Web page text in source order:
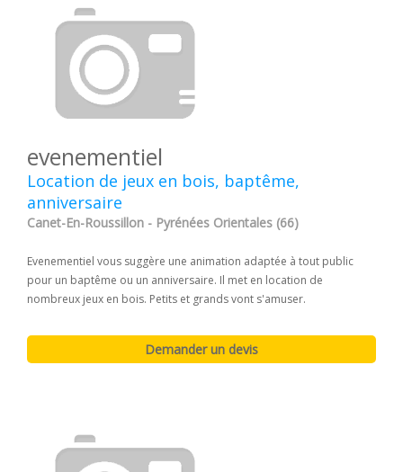
evenementiel
Location de jeux en bois, baptême,
anniversaire
Canet-En-Roussillon - Pyrénées Orientales (66)
Evenementiel vous suggère une animation adaptée à tout public
pour un baptême ou un anniversaire. Il met en location de
nombreux jeux en bois. Petits et grands vont s'amuser.